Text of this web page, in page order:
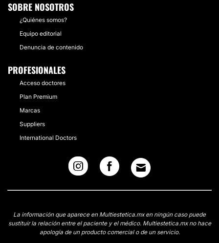
SOBRE NOSOTROS
¿Quiénes somos?
Equipo editorial
Denuncia de contenido
PROFESIONALES
Acceso doctores
Plan Premium
Marcas
Suppliers
International Doctors
La información que aparece en Multiestetica.mx en ningún caso puede
sustituir la relación entre el paciente y el médico. Multiestetica.mx no hace
apología de un producto comercial o de un servicio.